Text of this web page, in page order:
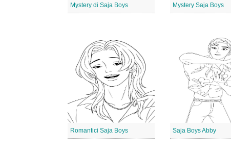
Mystery di Saja Boys Mystery Saja Boys
Romantici Saja Boys Saja Boys Abby